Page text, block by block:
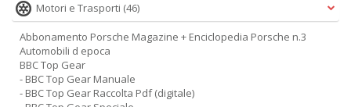
Motori e Trasporti (46)
Abbonamento Porsche Magazine + Enciclopedia Porsche n.3
Automobili d epoca
BBC Top Gear
- BBC Top Gear Manuale
- BBC Top Gear Raccolta Pdf (digitale)